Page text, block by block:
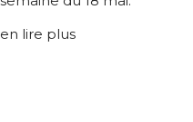
en lire plus